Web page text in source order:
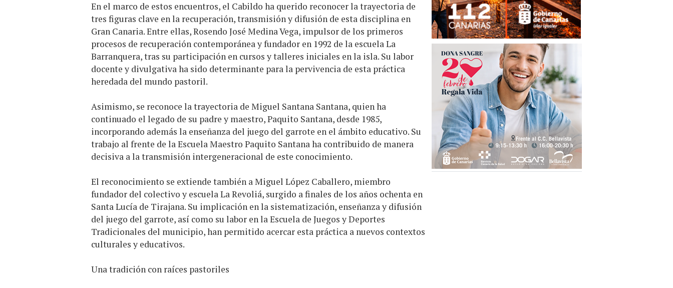
En el marco de estos encuentros, el Cabildo ha querido reconocer la trayectoria de
tres figuras clave en la recuperación, transmisión y difusión de esta disciplina en
Gran Canaria. Entre ellas, Rosendo José Medina Vega, impulsor de los primeros
procesos de recuperación contemporánea y fundador en 1992 de la escuela La
Barranquera, tras su participación en cursos y talleres iniciales en la isla. Su labor
docente y divulgativa ha sido determinante para la pervivencia de esta práctica
heredada del mundo pastoril.
Asimismo, se reconoce la trayectoria de Miguel Santana Santana, quien ha
continuado el legado de su padre y maestro, Paquito Santana, desde 1985,
incorporando además la enseñanza del juego del garrote en el ámbito educativo. Su
trabajo al frente de la Escuela Maestro Paquito Santana ha contribuido de manera
decisiva a la transmisión intergeneracional de este conocimiento.
El reconocimiento se extiende también a Miguel López Caballero, miembro
fundador del colectivo y escuela La Revoliá, surgido a finales de los años ochenta en
Santa Lucía de Tirajana. Su implicación en la sistematización, enseñanza y difusión
del juego del garrote, así como su labor en la Escuela de Juegos y Deportes
Tradicionales del municipio, han permitido acercar esta práctica a nuevos contextos
culturales y educativos.
Una tradición con raíces pastoriles